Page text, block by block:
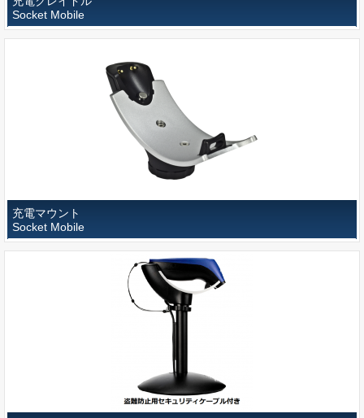
Socket Mobile
充電マウント
Socket Mobile